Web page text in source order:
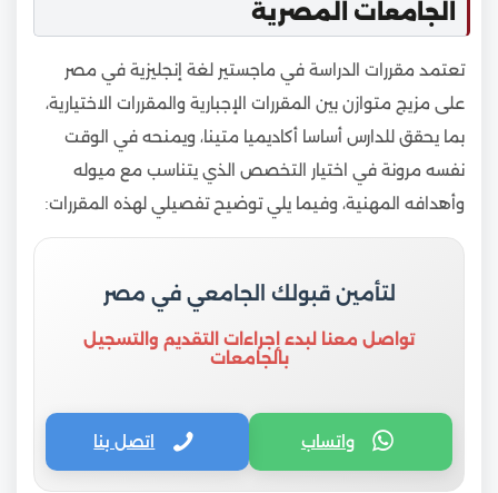
الجامعات المصرية
تعتمد مقررات الدراسة في ماجستير لغة إنجليزية في مصر
على مزيج متوازن بين المقررات الإجبارية والمقررات الاختيارية،
بما يحقق للدارس أساسا أكاديميا متينا، ويمنحه في الوقت
نفسه مرونة في اختيار التخصص الذي يتناسب مع ميوله
وأهدافه المهنية، وفيما يلي توضيح تفصيلي لهذه المقررات:
لتأمين قبولك الجامعي في مصر
تواصل معنا لبدء إجراءات التقديم والتسجيل
بالجامعات
واتساب اتصل بنا